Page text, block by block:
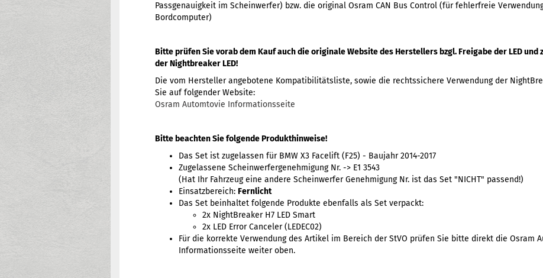
Passgenauigkeit im Scheinwerfer) bzw. die original Osram CAN Bus Control (für fehlerfreie
Bordcomputer)
Bitte prüfen Sie vorab dem Kauf auch die originale Website des Herstellers bzgl. Freigabe der LED und
der Nightbreaker LED!
Die vom Hersteller angebotene Kompatibilitätsliste, sowie die rechtssichere Verwendung der
Sie auf folgender Website:
Osram Automtovie Informationsseite
Bitte beachten Sie folgende Produkthinweise!
Das Set ist zugelassen für BMW X3 Facelift (F25) - Baujahr 2014-2017
Zugelassene Scheinwerfergenehmigung Nr. -> E1 3543
(Hat Ihr Fahrzeug eine andere Scheinwerfer Genehmigung Nr. ist das Set "NICHT" passend!)
Einsatzbereich: Fernlicht
Das Set beinhaltet folgende Produkte ebenfalls als Set verpackt:
2x NightBreaker H7 LED Smart
2x LED Error Canceler (LEDEC02)
Für die korrekte Verwendung des Artikel im Bereich der StVO prüfen Sie bitte direkt die Osram
Informationsseite weiter oben.